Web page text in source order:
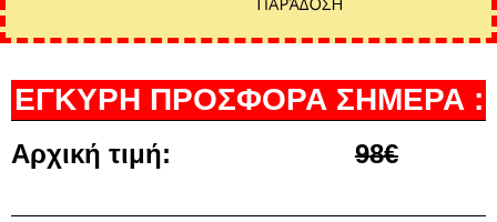
ΕΓΚΥΡΗ ΠΡΟΣΦΟΡΑ ΣΗΜΕΡΑ :
Αρχική τιμή: 98€